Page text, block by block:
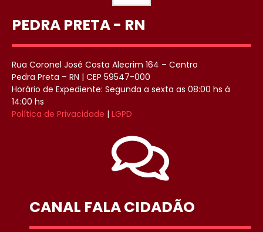
PEDRA PRETA - RN
Rua Coronel José Costa Alecrim 164 – Centro
Pedra Preta – RN | CEP 59547-000
Horário de Expediente: Segunda a sexta as 08:00 hs à
14:00 hs
Política de Privacidade | LGPD
CANAL FALA CIDADÃO